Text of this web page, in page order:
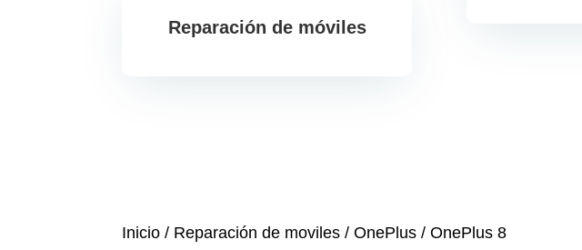
Reparación de móviles
Inicio / Reparación de moviles /OnePlus /OnePlus 8